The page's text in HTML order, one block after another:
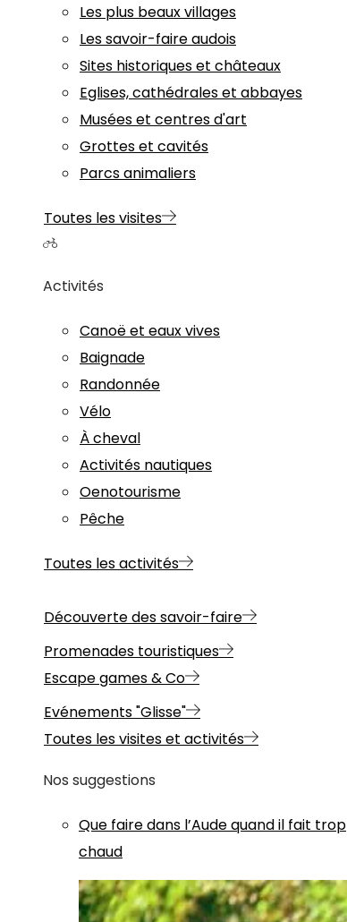
Les plus beaux villages
Les savoir-faire audois
Sites historiques et châteaux
Eglises, cathédrales et abbayes
Musées et centres d'art
Grottes et cavités
Parcs animaliers
Toutes les visites
Activités
Canoë et eaux vives
Baignade
Randonnée
Vélo
À cheval
Activités nautiques
Oenotourisme
Pêche
Toutes les activités
Découverte des savoir-faire
Promenades touristiques
Escape games & Co
Evénements "Glisse"
Toutes les visites et activités
Nos suggestions
Que faire dans l’Aude quand il fait trop
chaud